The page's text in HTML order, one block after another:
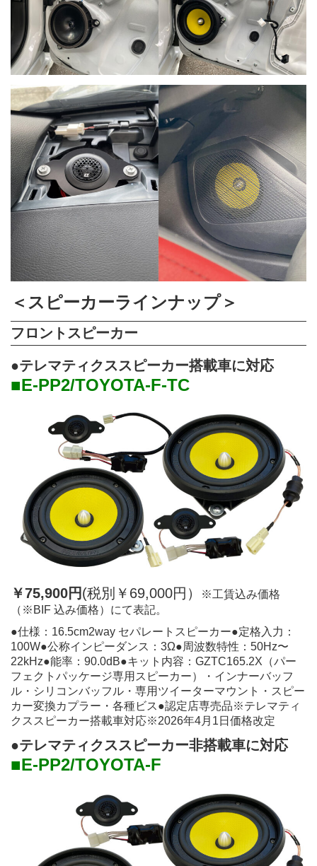
＜スピーカーラインナップ＞
フロントスピーカー
●テレマティクススピーカー搭載車に対応
■E-PP2/TOYOTA-F-TC
￥75,900円(税別￥69,000円）
※工賃込み価格
（※BIF 込み価格）にて表記。
●仕様：16.5cm2way セパレートスピーカー●定格入力：
100W●公称インピーダンス：3Ω●周波数特性：50Hz〜
22kHz●能率：90.0dB●キット内容：GZTC165.2X（パー
フェクトパッケージ専用スピーカー）・インナーバッフ
ル・シリコンバッフル・専用ツイーターマウント・スピー
カー変換カプラー・各種ビス●認定店専売品※テレマティ
クススピーカー搭載車対応※2026年4月1日価格改定
●テレマティクススピーカー非搭載車に対応
■E-PP2/TOYOTA-F